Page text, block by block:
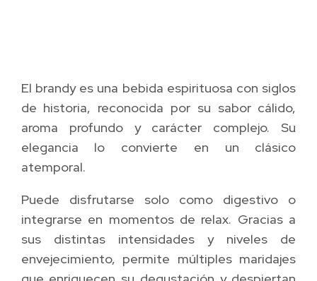
El brandy es una bebida espirituosa con siglos
de historia, reconocida por su sabor cálido,
aroma profundo y carácter complejo. Su
elegancia lo convierte en un clásico
atemporal.
Puede disfrutarse solo como digestivo o
integrarse en momentos de relax. Gracias a
sus distintas intensidades y niveles de
envejecimiento, permite múltiples maridajes